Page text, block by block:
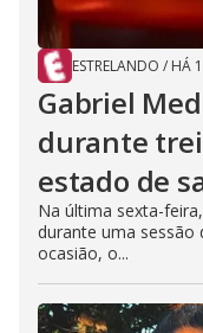
ESTRELANDO / HÁ
Gabriel
durante
estado de
Na última sexta-
durante uma sessão
ocasião, o...